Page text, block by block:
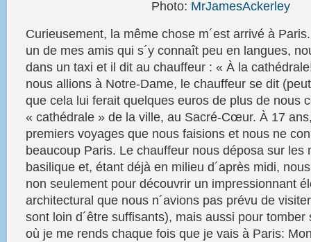
Photo: MrJamesAckerley
Curieusement, la même chose m´est arrivé à Paris.
un de mes amis qui s´y connaît peu en langues,
dans un taxi et il dit au chauffeur : « À la
nous allions à Notre-Dame, le chauffeur se dit
que cela lui ferait quelques euros de plus de nous
« cathédrale » de la ville, au Sacré-Cœur. À 17
premiers voyages que nous faisions et nous ne
beaucoup Paris. Le chauffeur nous déposa sur les
basilique et, étant déjà en milieu d´après midi,
non seulement pour découvrir un impressionnant
architectural que nous n´avions pas prévu de
sont loin d´être suffisants), mais aussi pour
où je me rends chaque fois que je vais à Paris: